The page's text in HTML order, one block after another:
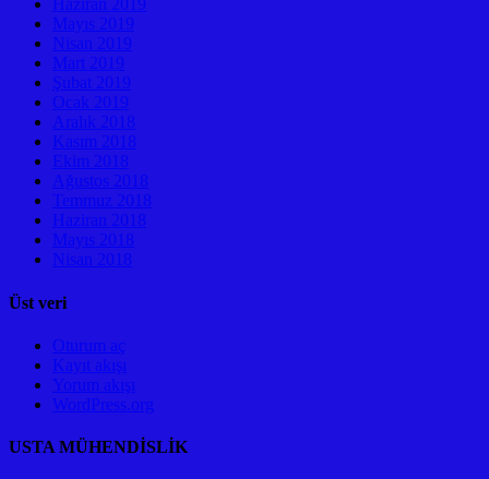
Haziran 2019
Mayıs 2019
Nisan 2019
Mart 2019
Şubat 2019
Ocak 2019
Aralık 2018
Kasım 2018
Ekim 2018
Ağustos 2018
Temmuz 2018
Haziran 2018
Mayıs 2018
Nisan 2018
Üst veri
Oturum aç
Kayıt akışı
Yorum akışı
WordPress.org
USTA MÜHENDİSLİK